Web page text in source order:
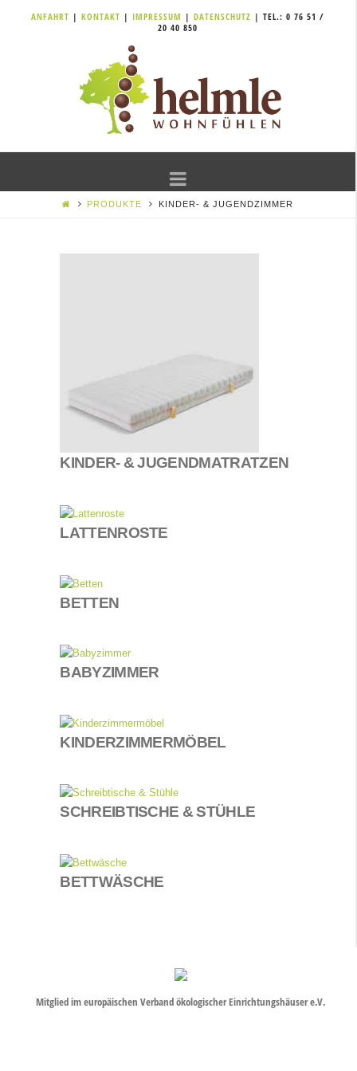
ANFAHRT |KONTAKT | IMPRESSUM |DATENSCHUTZ | TEL.: 0 76 51 /
20 40 850
Navigation
PRODUKTE KINDER- & JUGENDZIMMER
KINDER- & JUGENDMATRATZEN
LATTENROSTE
BETTEN
BABYZIMMER
KINDERZIMMERMÖBEL
SCHREIBTISCHE & STÜHLE
BETTWÄSCHE
Mitglied im europäischen Verband ökologischer Einrichtungshäuser e.V.